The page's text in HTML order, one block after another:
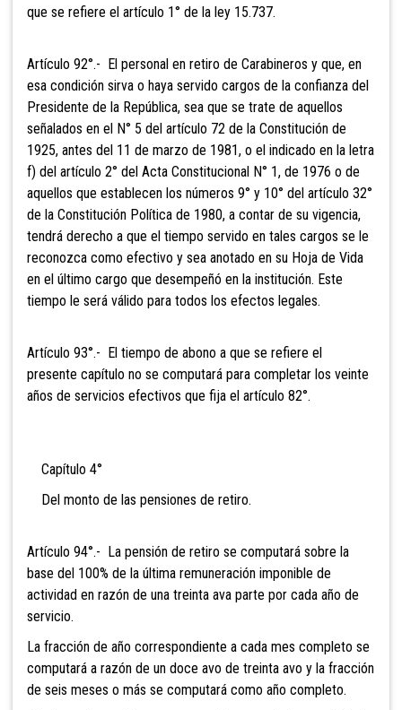
que se refiere el artículo 1° de la ley 15.737.
Artículo 92°.- El personal en retiro de Carabineros y que, en
esa condición sirva o haya servido cargos de la confianza del
Presidente de la República, sea que se trate de aquellos
señalados en el N° 5 del artículo 72 de la Constitución de
1925, antes del 11 de marzo de 1981, o el indicado en la letra
f) del artículo 2° del Acta Constitucional N° 1, de 1976 o de
aquellos que establecen los números 9° y 10° del artículo 32°
de la Constitución Política de 1980, a contar de su vigencia,
tendrá derecho a que el tiempo servido en tales cargos se le
reconozca como efectivo y sea anotado en su Hoja de Vida
en el último cargo que desempeñó en la institución. Este
tiempo le será válido para todos los efectos legales.
Artículo 93°.- El tiempo de abono a que se refiere el
presente capítulo no se computará para completar los veinte
años de servicios efectivos que fija el artículo 82°.
Capítulo 4°
Del monto de las pensiones de retiro.
Artículo 94°.- La pensión de retiro se computará sobre la
base del 100% de la última remuneración imponible de
actividad en razón de una treinta ava parte por cada año de
servicio.
La fracción de año correspondiente a cada mes completo se
computará a razón de un doce avo de treinta avo y la fracción
de seis meses o más se computará como año completo.